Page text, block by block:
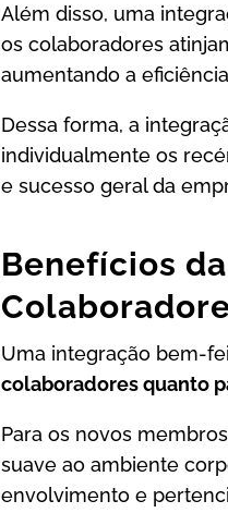
Além disso, uma
os colaboradores
aumentando a
Dessa forma, a
individualmente os
e sucesso geral da
Benefícios
Uma integração bem-
colaboradores quanto
Para os novos
suave ao ambiente
envolvimento e